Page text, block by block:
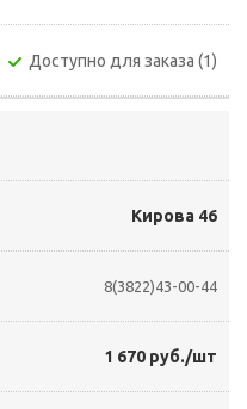
Доступно для заказа (1)
Кирова 46
8(3822)43-00-44
1 670 руб./шт